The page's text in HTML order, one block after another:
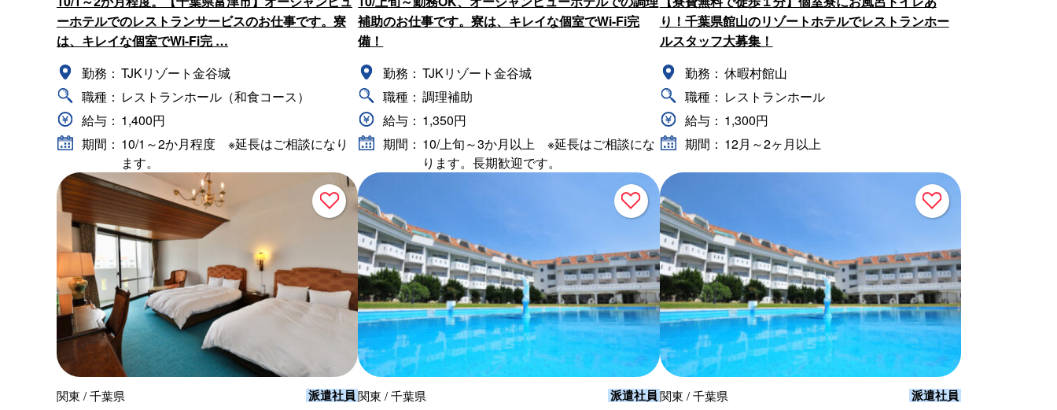
ーホテルでのレストランサービスのお仕事です。寮
は、キレイな個室でWi-Fi完 …
勤務： TJKリゾート金谷城
職種： レストランホール（和食コース）
給与： 1,400円
期間： 10/1～2か月程度 ※延長はご相談になり
ます。
補助のお仕事です。寮は、キレイな個室でWi-Fi完
備！
勤務： TJKリゾート金谷城
職種： 調理補助
給与： 1,350円
期間： 10/上旬～3か月以上 ※延長はご相談にな
ります。長期歓迎です。
り！千葉県館山のリゾートホテルでレストランホー
ルスタッフ大募集！
勤務： 休暇村館山
職種： レストランホール
給与： 1,300円
期間： 12月～2ヶ月以上
関東 / 千葉県 派遣社員関東 / 千葉県 派遣社員関東 / 千葉県 派遣社員